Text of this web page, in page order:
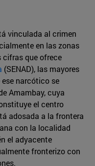
vinculada al crimen
en las zonas
cifras que ofrece
(SENAD), las mayores
narcótico se
Amambay, cuya
el centro
adosada a la frontera
con la localidad
el adyacente
fronterizo con